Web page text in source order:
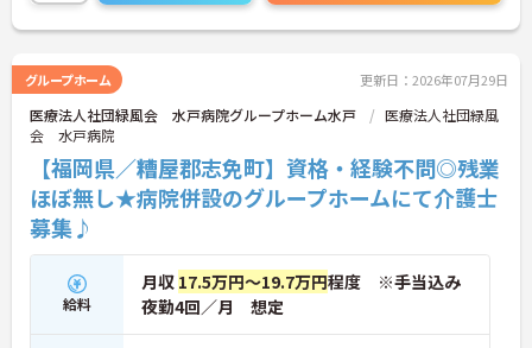
グループホーム 更新日：2026年07月29日
医療法人社団緑風会 水戸病院グループホーム水戸
医療法人社団緑風
会 水戸病院
【福岡県／糟屋郡志免町】資格・経験不問◎残業
ほぼ無し★病院併設のグループホームにて介護士
募集♪
給料
月収 17.5万円～19.7万円程度 ※手当込み
夜勤4回／月 想定